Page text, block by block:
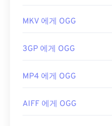
MKV 에게 OGG
3GP 에게 OGG
MP4 에게 OGG
AIFF 에게 OGG